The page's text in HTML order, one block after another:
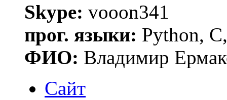
Skype: vooon341
прог. языки: Python,
ФИО: Владимир
Сайт